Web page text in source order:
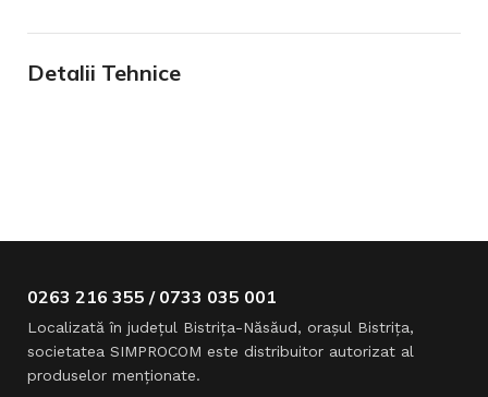
Detalii Tehnice
0263 216 355 / 0733 035 001
Localizată în judeţul Bistriţa-Năsăud, oraşul Bistriţa,
societatea SIMPROCOM este distribuitor autorizat al
produselor menţionate.